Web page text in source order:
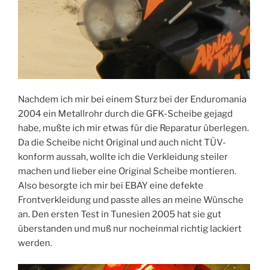
Nachdem ich mir bei einem Sturz bei der Enduromania
2004 ein Metallrohr durch die GFK-Scheibe gejagd
habe, mußte ich mir etwas für die Reparatur überlegen.
Da die Scheibe nicht Original und auch nicht TÜV-
konform aussah, wollte ich die Verkleidung steiler
machen und lieber eine Original Scheibe montieren.
Also besorgte ich mir bei EBAY eine defekte
Frontverkleidung und passte alles an meine Wünsche
an. Den ersten Test in Tunesien 2005 hat sie gut
überstanden und muß nur nocheinmal richtig lackiert
werden.